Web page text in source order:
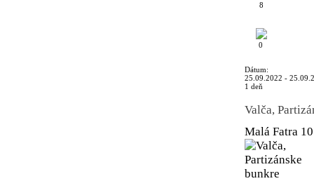
8
0
Dátum:
25.09.2022 -
1 deň
Valča,
Malá Fatra